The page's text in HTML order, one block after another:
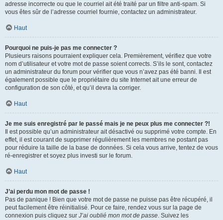
adresse incorrecte ou que le courriel ait été traité par un filtre anti-spam. Si
vous êtes sûr de l’adresse courriel fournie, contactez un administrateur.
Haut
Pourquoi ne puis-je pas me connecter ?
Plusieurs raisons pourraient expliquer cela. Premièrement, vérifiez que votre
nom d’utilisateur et votre mot de passe soient corrects. S’ils le sont, contactez
un administrateur du forum pour vérifier que vous n’avez pas été banni. Il est
également possible que le propriétaire du site Internet ait une erreur de
configuration de son côté, et qu’il devra la corriger.
Haut
Je me suis enregistré par le passé mais je ne peux plus me connecter ?!
Il est possible qu’un administrateur ait désactivé ou supprimé votre compte. En
effet, il est courant de supprimer régulièrement les membres ne postant pas
pour réduire la taille de la base de données. Si cela vous arrive, tentez de vous
ré-enregistrer et soyez plus investi sur le forum.
Haut
J’ai perdu mon mot de passe !
Pas de panique ! Bien que votre mot de passe ne puisse pas être récupéré, il
peut facilement être réinitialisé. Pour ce faire, rendez vous sur la page de
connexion puis cliquez sur J’ai oublié mon mot de passe. Suivez les